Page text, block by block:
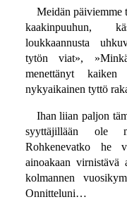
Meidän päiviemme
kaakinpuuhun,
loukkaannusta
tytön viat»,
menettänyt kaiken
nykyaikainen tyttö
Ihan liian paljon
syyttäjillään ole
Rohkenevatko he
ainoakaan virnistävä
kolmannen
Onnitteluni…